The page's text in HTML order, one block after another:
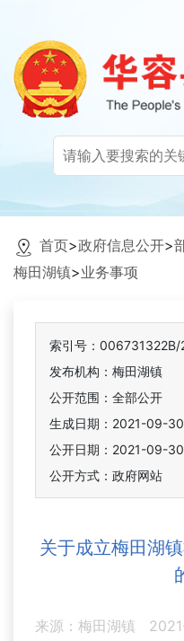
首页>政府信息公开>
梅田湖镇>业务事项
索引号：
发布机构：梅田湖镇
公开范围：全部公开
生成日期：2021-09-30
公开日期：2021-09-30
公开方式：政府网站
关于成立梅田湖
来源：梅田湖镇